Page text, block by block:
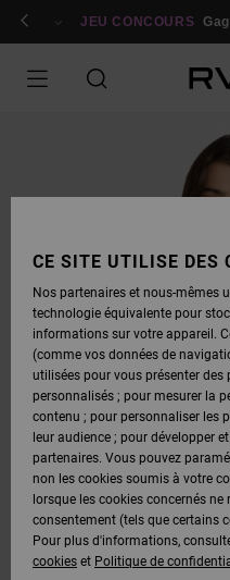
Se connecter / s'inscrire
JEU CONCOURS
CE SITE UTILISE DES
Nos partenaires et nous-mêmes
technologie équivalente pour
informations sur votre appareil.
(comme vos données de
utilisées pour vous présenter
personnalisés ; pour mesurer la
contenu ; pour personnaliser les
leur audience ; pour développer
partenaires. Vous pouvez
non les cookies soumis à votre
lorsque les cookies concernés ne
consentement (tels que certains
Pour plus d'informations,
cookies et Politique de